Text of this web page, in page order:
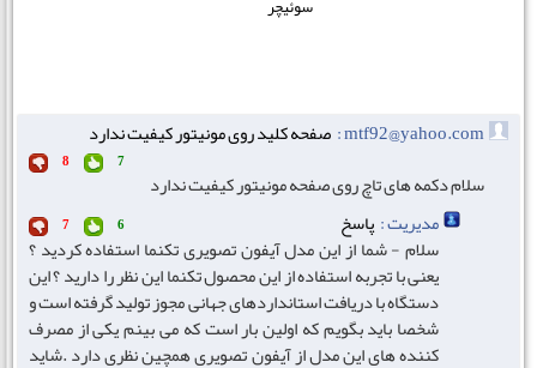
mtf92@yahoo.com : صفحه کلید روی مونیتور کیفیت ندارد
7
8
سلام دکمه های تاچ روی صفحه مونیتور کیفیت ندارد
مدیریت :پاسخ 6
7
سلام - شما از این مدل آیفون تصویری تکنما استفاده کردید ؟
یعنی با تجربه استفاده از این محصول تکنما این نظر را دارید ؟ این
دستگاه با دریافت استانداردهای جهانی مجوز تولید گرفته است و
شخصا باید بگویم که اولین بار است که می بینم یکی از مصرف
کننده های این مدل از آیفون تصویری همچین نظری دارد .شاید